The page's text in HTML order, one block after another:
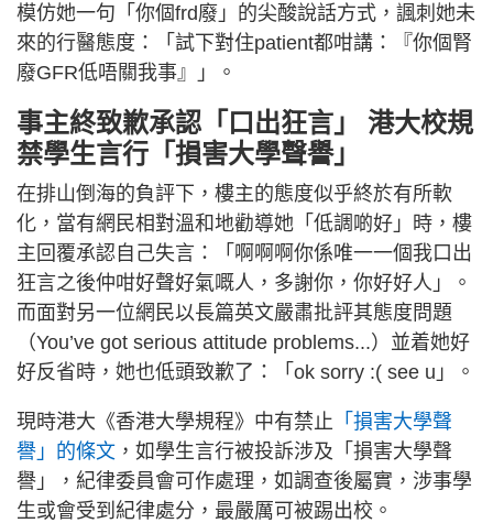
模仿她一句「你個frd廢」的尖酸說話方式，諷刺她未
來的行醫態度：「試下對住patient都咁講：『你個腎
廢GFR低唔關我事』」。
事主終致歉承認「口出狂言」 港大校規
禁學生言行「損害大學聲譽」
在排山倒海的負評下，樓主的態度似乎終於有所軟
化，當有網民相對溫和地勸導她「低調啲好」時，樓
主回覆承認自己失言：「啊啊啊你係唯一一個我口出
狂言之後仲咁好聲好氣嘅人，多謝你，你好好人」。
而面對另一位網民以長篇英文嚴肅批評其態度問題
（You’ve got serious attitude problems...）並着她好
好反省時，她也低頭致歉了：「ok sorry :( see u」。
現時港大《香港大學規程》中有禁止 「損害大學聲
譽」的條文 ，如學生言行被投訴涉及「損害大學聲
譽」，紀律委員會可作處理，如調查後屬實，涉事學
生或會受到紀律處分，最嚴厲可被踢出校。